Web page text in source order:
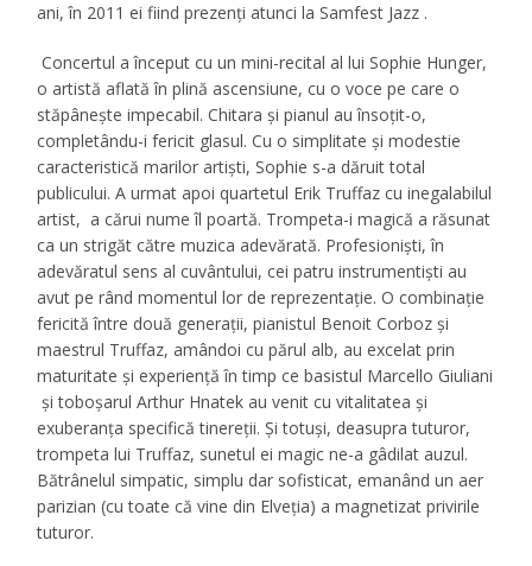
ani, în 2011 ei fiind prezenți atunci la Samfest Jazz .
Concertul a început cu un mini-recital al lui Sophie Hunger,
o artistă aflată în plină ascensiune, cu o voce pe care o
stăpânește impecabil. Chitara și pianul au însoțit-o,
completându-i fericit glasul. Cu o simplitate și modestie
caracteristică marilor artiști, Sophie s-a dăruit total
publicului. A urmat apoi quartetul Erik Truffaz cu inegalabilul
artist, a cărui nume îl poartă. Trompeta-i magică a răsunat
ca un strigăt către muzica adevărată. Profesioniști, în
adevăratul sens al cuvântului, cei patru instrumentiști au
avut pe rând momentul lor de reprezentație. O combinație
fericită între două generații, pianistul Benoit Corboz și
maestrul Truffaz, amândoi cu părul alb, au excelat prin
maturitate și experiență în timp ce basistul Marcello Giuliani
și toboșarul Arthur Hnatek au venit cu vitalitatea și
exuberanța specifică tinereții. Și totuși, deasupra tuturor,
trompeta lui Truffaz, sunetul ei magic ne-a gâdilat auzul.
Bătrânelul simpatic, simplu dar sofisticat, emanând un aer
parizian (cu toate că vine din Elveția) a magnetizat privirile
tuturor.